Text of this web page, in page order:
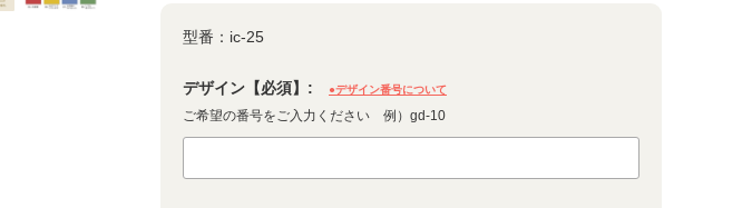
型番： ic-25
デザイン【必須】: ●デザイン番号について
ご希望の番号をご入力ください 例）gd-10